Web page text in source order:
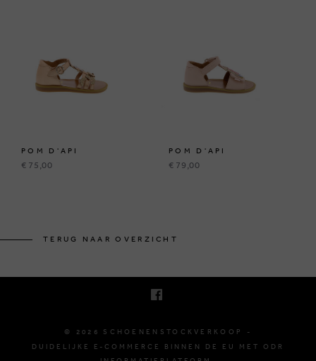
POM D'API
€ 75,00
POM D'API
€ 79,00
TERUG NAAR OVERZICHT
© 2026 SCHOENENSTOCKVERKOOP -
DUIDELIJKE E-COMMERCE BINNEN DE EU MET ODR